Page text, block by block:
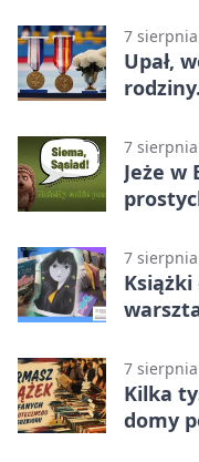
7
Upał,
7
Jeże w
7
7
Kilka
domy